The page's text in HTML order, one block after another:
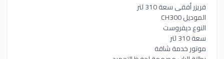
فريزر أفقى سعة 310 لتر
الموديل CH300
النوع ديفروست
سعة 310 لتر
موتور خدمة شاقة